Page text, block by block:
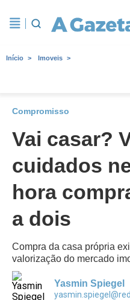
Início Imoveis
Compromisso
Vai casar?
cuidados
hora
a dois
Compra da casa própria
valorização do mercado
Yasmin Spiegel